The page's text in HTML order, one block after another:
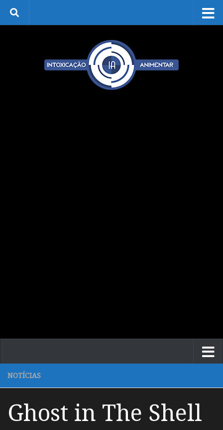
Skip to content
NOTÍCIAS
Ghost in The Shell